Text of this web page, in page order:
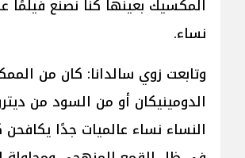
نساء.
وتابعت زوي سالدانا: كان من
الدومينيكان أو من السود من
النساء نساء عالميات جدًا